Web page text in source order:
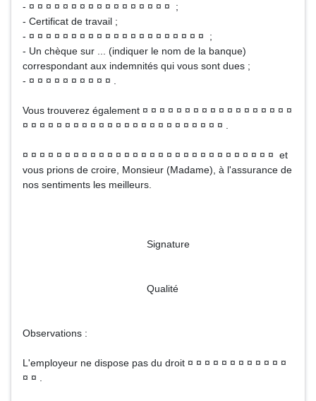
- ¤ ¤ ¤ ¤ ¤ ¤ ¤ ¤ ¤ ¤ ¤ ¤ ¤ ¤ ¤ ¤ ¤ ;
- Certificat de travail ;
- ¤ ¤ ¤ ¤ ¤ ¤ ¤ ¤ ¤ ¤ ¤ ¤ ¤ ¤ ¤ ¤ ¤ ¤ ¤ ¤ ¤ ;
- Un chèque sur ... (indiquer le nom de la banque)
correspondant aux indemnités qui vous sont dues ;
- ¤ ¤ ¤ ¤ ¤ ¤ ¤ ¤ ¤ ¤ .
Vous trouverez également ¤ ¤ ¤ ¤ ¤ ¤ ¤ ¤ ¤ ¤ ¤ ¤ ¤ ¤ ¤ ¤ ¤ ¤
¤ ¤ ¤ ¤ ¤ ¤ ¤ ¤ ¤ ¤ ¤ ¤ ¤ ¤ ¤ ¤ ¤ ¤ ¤ ¤ ¤ ¤ ¤ ¤ .
¤ ¤ ¤ ¤ ¤ ¤ ¤ ¤ ¤ ¤ ¤ ¤ ¤ ¤ ¤ ¤ ¤ ¤ ¤ ¤ ¤ ¤ ¤ ¤ ¤ ¤ ¤ ¤ ¤ ¤ et
vous prions de croire, Monsieur (Madame), à l'assurance de
nos sentiments les meilleurs.
Signature
Qualité
Observations :
L'employeur ne dispose pas du droit ¤ ¤ ¤ ¤ ¤ ¤ ¤ ¤ ¤ ¤ ¤ ¤
¤ ¤ .